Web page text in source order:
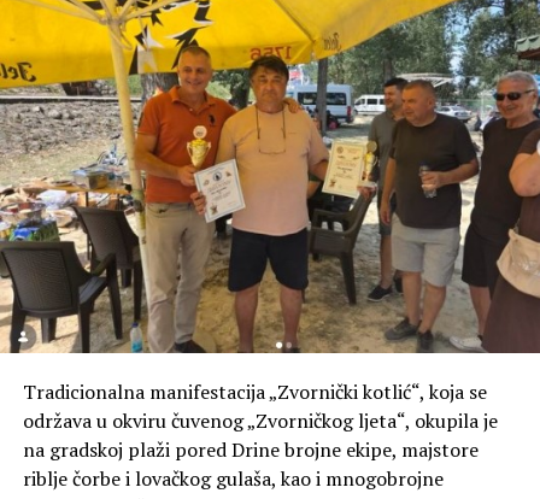
(BN)
Tradicionalna manifestacija „Zvornički kotlić“, koja se
održava u okviru čuvenog „Zvorničkog ljeta“, okupila je
na gradskoj plaži pored Drine brojne ekipe, majstore
riblje čorbe i lovačkog gulaša, kao i mnogobrojne